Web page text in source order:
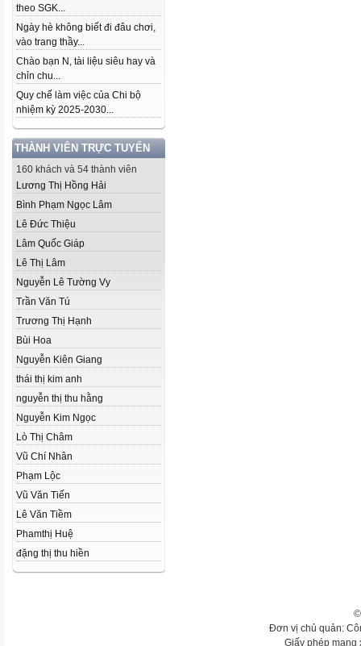
theo SGK...
Ngày hè không biết đi đâu chơi,
vào trang thầy...
Chào bạn N, tài liệu siêu hay và
chỉn chu...
Quy chế làm việc của Chi bộ
nhiệm kỳ 2025-2030...
THÀNH VIÊN TRỰC TUYẾN
160 khách và 54 thành viên
Lương Thị Hồng Hải
Bình Phạm Ngọc Lâm
Lê Đức Thiệu
Lâm Quốc Giáp
Lê Thị Lâm
Nguyễn Lê Tường Vy
Trần Văn Tú
Trương Thị Hạnh
Bùi Hoa
Nguyễn Kiên Giang
thái thị kim anh
nguyễn thị thu hằng
Nguyễn Kim Ngọc
Lò Thị Châm
Vũ Chí Nhân
Phạm Lộc
Vũ Văn Tiến
Lê Văn Tiềm
Phamthị Huệ
đặng thị thu hiền
Đơn vị chủ quản:
Giấy phép mạng